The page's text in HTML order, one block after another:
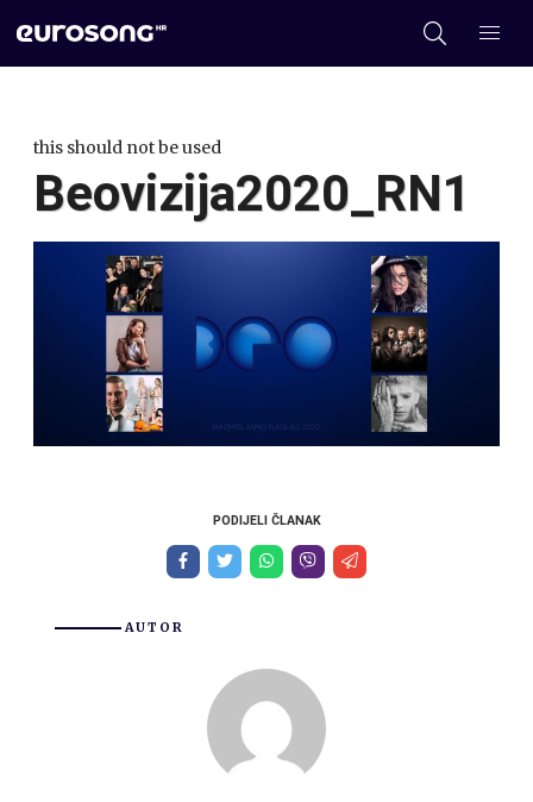
this should not be used
Beovizija2020_RN1
PODIJELI ČLANAK
AUTOR